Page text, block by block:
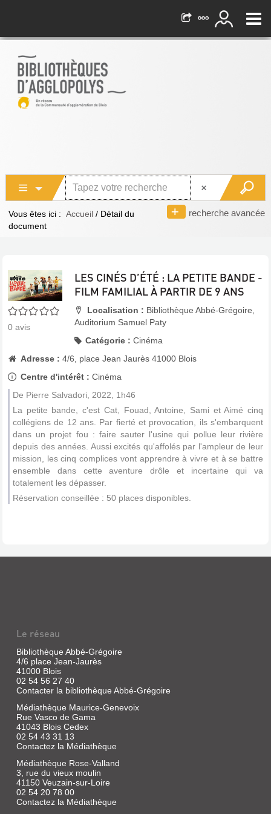
recherche avancée
Vous êtes ici : Accueil / Détail du
document
0/5
0 avis
LES CINÉS D’ÉTÉ : LA PETITE BANDE -
FILM FAMILIAL À PARTIR DE 9 ANS
Localisation : Bibliothèque Abbé-Grégoire,
Auditorium Samuel Paty
Catégorie : Cinéma
Adresse : 4/6, place Jean Jaurès 41000 Blois
Centre d'intérêt : Cinéma
De Pierre Salvadori, 2022, 1h46
La petite bande, c'est Cat, Fouad, Antoine, Sami et Aimé cinq
collégiens de 12 ans. Par fierté et provocation, ils s'embarquent
dans un projet fou : faire sauter l'usine qui pollue leur rivière
depuis des années. Aussi excités qu'affolés par l'ampleur de leur
mission, les cinq complices vont apprendre à vivre et à se battre
ensemble dans cette aventure drôle et incertaine qui va
totalement les dépasser.
Réservation conseillée : 50 places disponibles.
Le réseau
Bibliothèque Abbé-Grégoire
4/6 place Jean-Jaurès
41000 Blois
02 54 56 27 40
Contacter la bibliothèque Abbé-Grégoire
Médiathèque Maurice-Genevoix
Rue Vasco de Gama
41043 Blois Cedex
02 54 43 31 13
Contactez la Médiathèque
Médiathèque Rose-Valland
3, rue du vieux moulin
41150 Veuzain-sur-Loire
02 54 20 78 00
Contactez la Médiathèque